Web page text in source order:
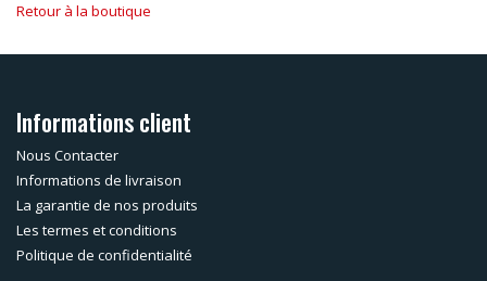
Retour à la boutique
Informations client
Nous Contacter
Informations de livraison
La garantie de nos produits
Les termes et conditions
Politique de confidentialité